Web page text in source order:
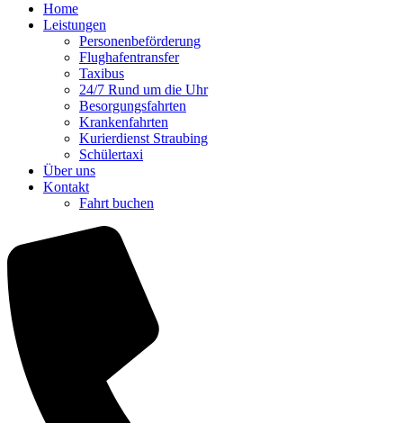
Home
Leistungen
Personenbeförderung
Flughafentransfer
Taxibus
24/7 Rund um die Uhr
Besorgungsfahrten
Krankenfahrten
Kurierdienst Straubing
Schülertaxi
Über uns
Kontakt
Fahrt buchen